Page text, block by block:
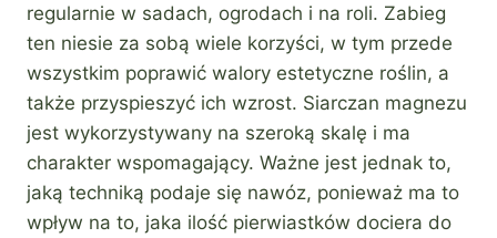
regularnie w sadach, ogrodach i na roli. Zabieg
ten niesie za sobą wiele korzyści, w tym przede
wszystkim poprawić walory estetyczne roślin, a
także przyspieszyć ich wzrost. Siarczan magnezu
jest wykorzystywany na szeroką skalę i ma
charakter wspomagający. Ważne jest jednak to,
jaką techniką podaje się nawóz, ponieważ ma to
wpływ na to, jaka ilość pierwiastków dociera do